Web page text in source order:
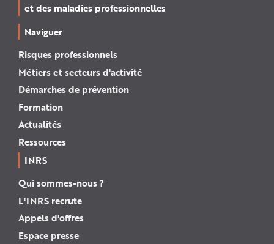
et des maladies professionnelles
Naviguer
Risques professionnels
Métiers et secteurs d'activité
Démarches de prévention
Formation
Actualités
Ressources
INRS
Qui sommes-nous ?
L'INRS recrute
Appels d'offres
Espace presse